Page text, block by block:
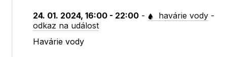
24. 01. 2024, 16:00 - 22:00 - havárie vody -
odkaz na událost
Havárie vody